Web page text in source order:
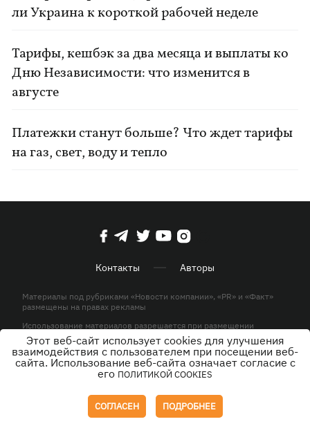
ли Украина к короткой рабочей неделе
Тарифы, кешбэк за два месяца и выплаты ко
Дню Независимости: что изменится в
августе
Платежки станут больше? Что ждет тарифы
на газ, свет, воду и тепло
Контакты Авторы
Материалы под рубриками «Новости компании», «PR» и «Факт»
размещены на правах рекламы
Использование материалов разрешается при размещении
активной гиперссылки на KP.UA в первом абзаце.
© ООО «ЮЛАВ МЕДИА»,2026. Все права защищены.
Этот веб-сайт использует cookies для улучшения
взаимодействия с пользователем при посещении веб-
сайта. Использование веб-сайта означает согласие с
его ПОЛИТИКОЙ COOKIES
СОГЛАСЕН ПОДРОБНЕЕ